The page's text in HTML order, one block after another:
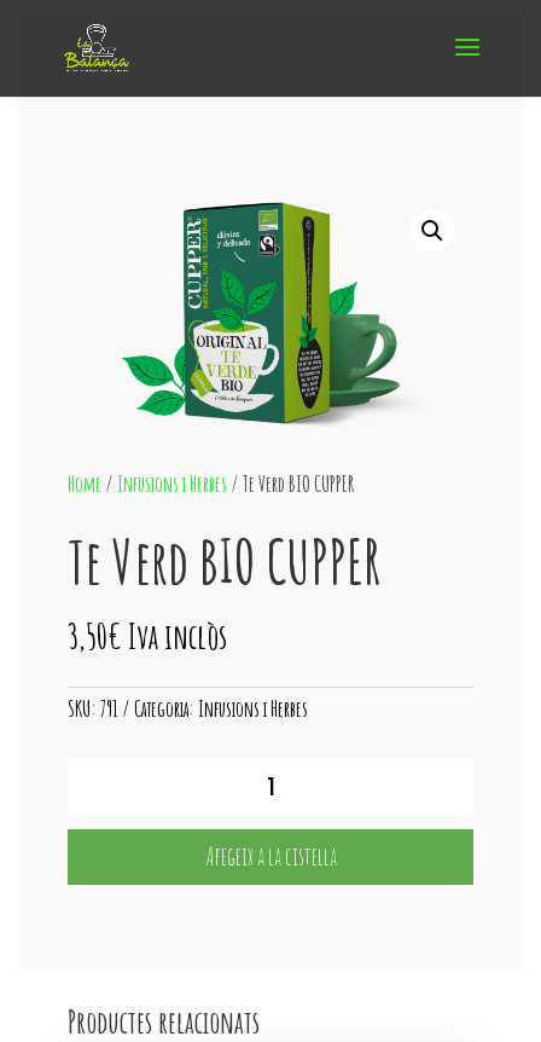
Home / Infusions i Herbes / Te Verd BIO CUPPER
Te Verd BIO CUPPER
3,50€ Iva inclòs
SKU:791 Categoria: Infusions i Herbes
Afegeix a la cistella
Productes relacionats